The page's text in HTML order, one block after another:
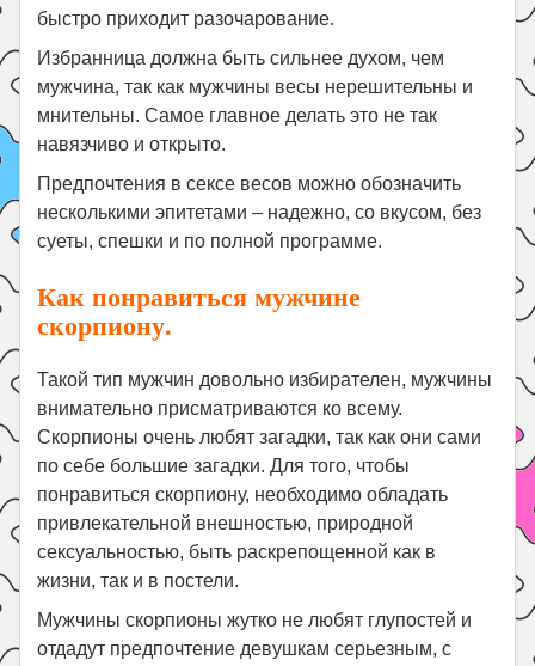
быстро приходит разочарование.
Избранница должна быть сильнее духом, чем
мужчина, так как мужчины весы нерешительны и
мнительны. Самое главное делать это не так
навязчиво и открыто.
Предпочтения в сексе весов можно обозначить
несколькими эпитетами – надежно, со вкусом, без
суеты, спешки и по полной программе.
Как понравиться мужчине
скорпиону.
Такой тип мужчин довольно избирателен, мужчины
внимательно присматриваются ко всему.
Скорпионы очень любят загадки, так как они сами
по себе большие загадки. Для того, чтобы
понравиться скорпиону, необходимо обладать
привлекательной внешностью, природной
сексуальностью, быть раскрепощенной как в
жизни, так и в постели.
Мужчины скорпионы жутко не любят глупостей и
отдадут предпочтение девушкам серьезным, с